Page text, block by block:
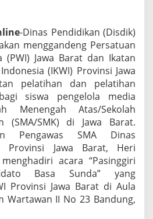
-Dinas Pendidikan (Disdik)
menggandeng Persatuan
(PWI) Jawa Barat dan Ikatan
(IKWI) Provinsi Jawa
pelatihan dan pelatihan
siswa pengelola media
Menengah Atas/Sekolah
(SMA/SMK) di Jawa Barat.
Pengawas SMA Dinas
Provinsi Jawa Barat, Heri
acara “Pasinggiri
Basa Sunda” yang
Provinsi Jawa Barat di Aula
Wartawan II No 23 Bandung,